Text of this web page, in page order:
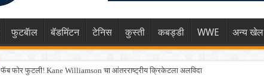
फुटबॅाल बॅडमिंटन टेनिस कुस्ती कबड्डी WWE अन्य खेल
फॅब फोर फुटली! Kane Williamson चा आंतरराष्ट्रीय क्रिकेटला अलविदा
Shreyas Iyer कॅप्टन झाला! टी20 ची पुन्हा मुंबईकराच्या खांद्यावर, एशियन गेम्स…